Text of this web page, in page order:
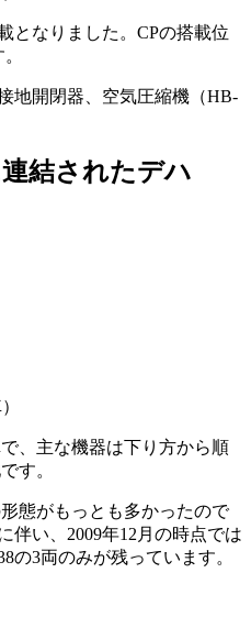
となりました。CPの搭載位
地開閉器、空気圧縮機（HB-
結されたデハ
、主な機器は下り方から順
す。
態がもっとも多かったので
伴い、2009年12月の時点では
の3両のみが残っています。